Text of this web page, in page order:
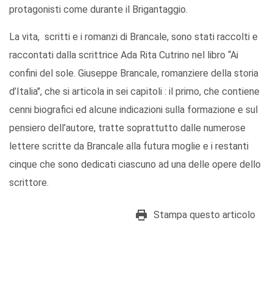
protagonisti come durante il Brigantaggio.
La vita, scritti e i romanzi di Brancale, sono stati raccolti e
raccontati dalla scrittrice Ada Rita Cutrino nel libro “Ai
confini del sole. Giuseppe Brancale, romanziere della storia
d’Italia", che si articola in sei capitoli : il primo, che contiene
cenni biografici ed alcune indicazioni sulla formazione e sul
pensiero dell’autore, tratte soprattutto dalle numerose
lettere scritte da Brancale alla futura moglie e i restanti
cinque che sono dedicati ciascuno ad una delle opere dello
scrittore.
Stampa questo articolo